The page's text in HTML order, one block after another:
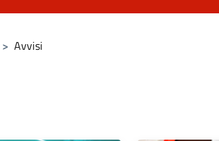
> Avvisi